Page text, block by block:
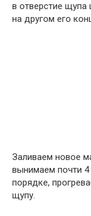
в отверстие
на другом его
Заливаем новое
вынимаем почти
порядке,
щупу.